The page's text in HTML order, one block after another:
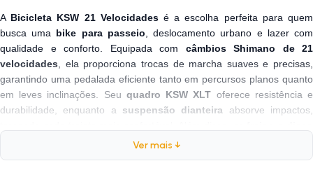
A Bicicleta KSW 21 Velocidadesé a escolha perfeita para quem
busca uma bike para passeio , deslocamento urbano e lazer com
qualidade e conforto. Equipada com câmbios Shimano de 21
velocidades , ela proporciona trocas de marcha suaves e precisas,
garantindo uma pedalada eficiente tanto em percursos planos quanto
em leves inclinações. Seu quadro KSW XLT oferece resistência e
durabilidade, enquanto a suspensão dianteira absorve impactos,
proporcionam uma frenagem mais segura e confiável, ideal
para o trânsito urbano e ciclovias. Com um design moderno e
Ver mais ↓